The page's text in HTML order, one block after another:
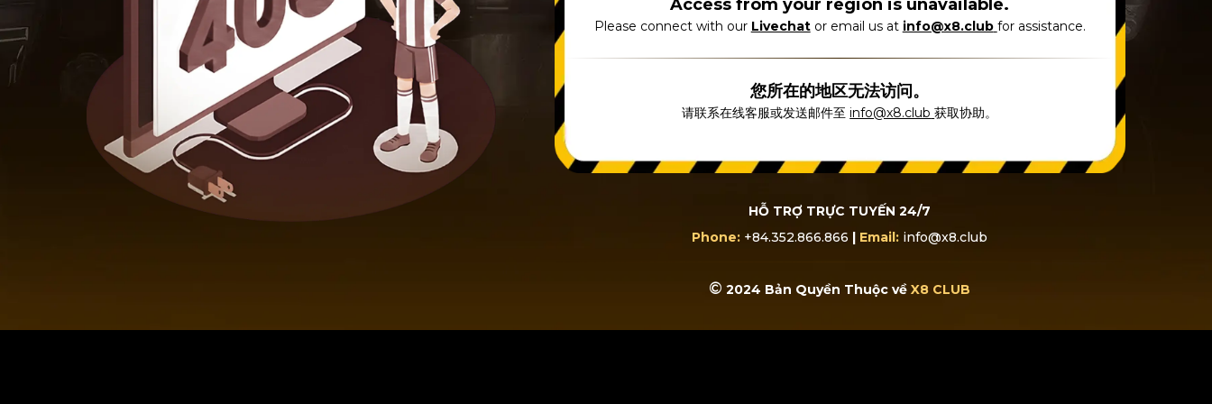
Access from your region is unavailable.
Please connect with our Livechator email us at info@x8.club for assistance.
您所在的地区无法访问。
请联系在线客服或发送邮件至info@x8.club 获取协助。
HỖ TRỢ TRỰC TUYẾN 24/7
Phone: +84.352.866.866 | Email: info@x8.club
© 2024 Bản Quyền Thuộc vềX8 CLUB